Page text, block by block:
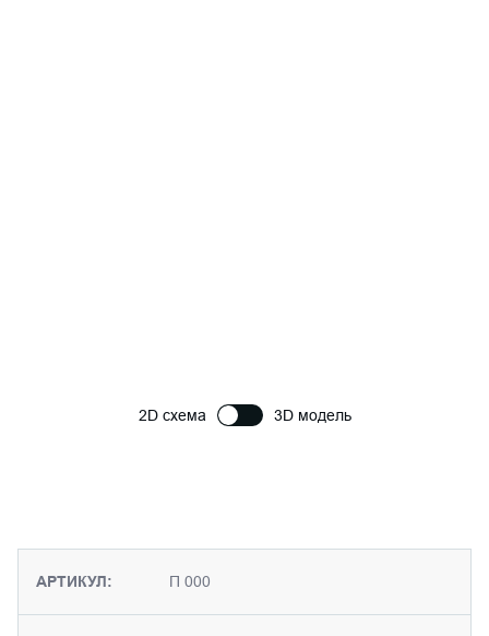
2D схема 3D модель
АРТИКУЛ: П 000